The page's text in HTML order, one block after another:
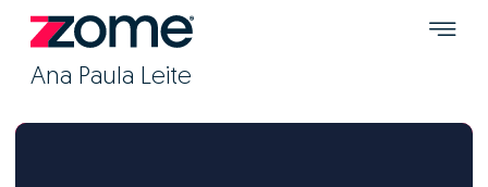
Ana Paula Leite